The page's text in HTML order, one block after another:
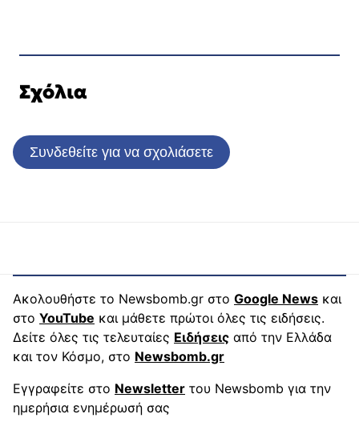
Σχόλια
Συνδεθείτε για να σχολιάσετε
Ακολουθήστε το Newsbomb.gr στο Google News και
στο YouTube και μάθετε πρώτοι όλες τις ειδήσεις.
Δείτε όλες τις τελευταίες Ειδήσεις από την Ελλάδα
και τον Κόσμο, στο Newsbomb.gr
Εγγραφείτε στο Newsletter του Newsbomb για την
ημερήσια ενημέρωσή σας